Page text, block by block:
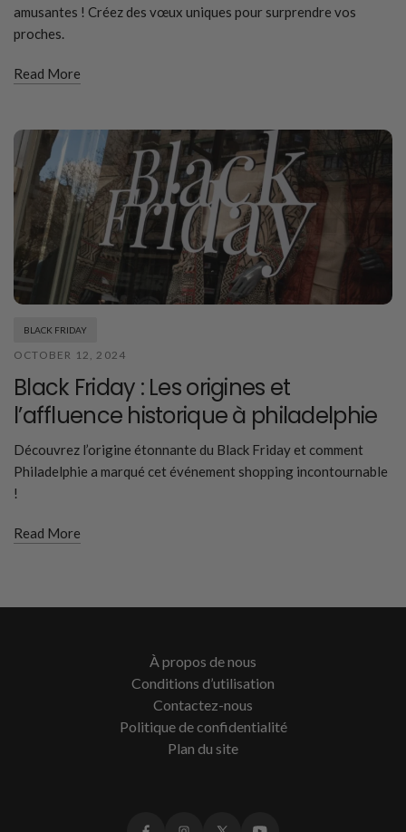
amusantes ! Créez des vœux uniques pour surprendre vos
proches.
Read More
BLACK FRIDAY
OCTOBER 12, 2024
Black Friday : Les origines et
l’affluence historique à philadelphie
Découvrez l’origine étonnante du Black Friday et comment
Philadelphie a marqué cet événement shopping incontournable
!
Read More
À propos de nous
Conditions d’utilisation
Contactez-nous
Politique de confidentialité
Plan du site